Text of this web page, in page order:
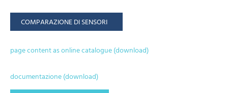
COMPARAZIONE DI SENSORI
page content as online catalogue (download)
documentazione (download)